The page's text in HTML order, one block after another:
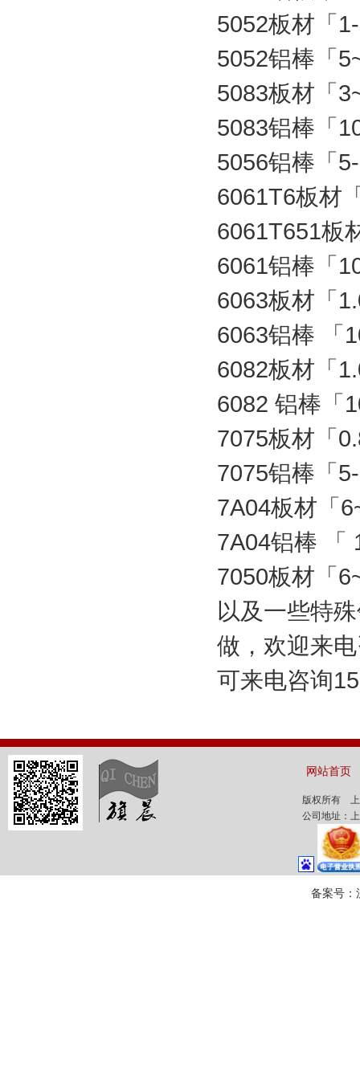
5052板材「
5052铝棒「
5083板材「
5083铝棒「
5056铝棒「
6061T6板材
6061T651板
6061铝棒「
6063板材「
6063铝棒 「
6082板材「
6082 铝棒「
7075板材「
7075铝棒「
7A04板材「
7A04铝棒 「
7050板材「
以及一些特
做，欢迎来
可来电咨询
网站首页
版权所有
公司地址：
备案号：